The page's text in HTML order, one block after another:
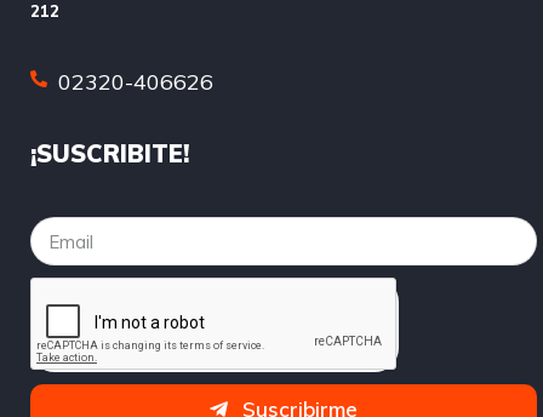
212
02320-406626
¡SUSCRIBITE!
Suscribirme